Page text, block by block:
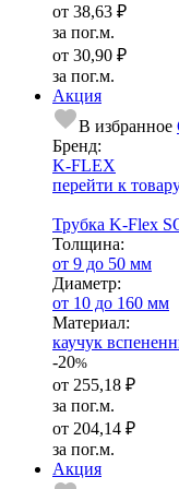
от 38,63 ₽
за пог.м.
от 30,90 ₽
за пог.м.
Акция
В избранное
Бренд:
K-FLEX
перейти к
Трубка K-Flex
Тол­щи­на:
от 9 до 50 мм
Диаметр:
от 10 до 160 мм
Ма­­те­­ри­­ал:
каучук
-20%
от 255,18 ₽
за пог.м.
от 204,14 ₽
за пог.м.
Акция